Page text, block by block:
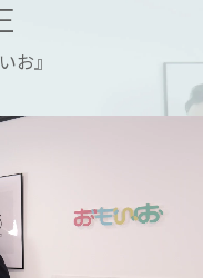
お』